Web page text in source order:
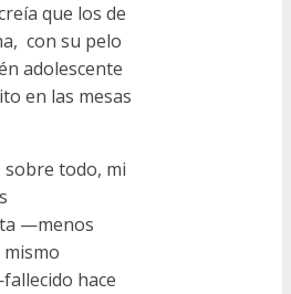
que los de
con su pelo
adolescente
en las mesas
todo, mi
—menos
hace